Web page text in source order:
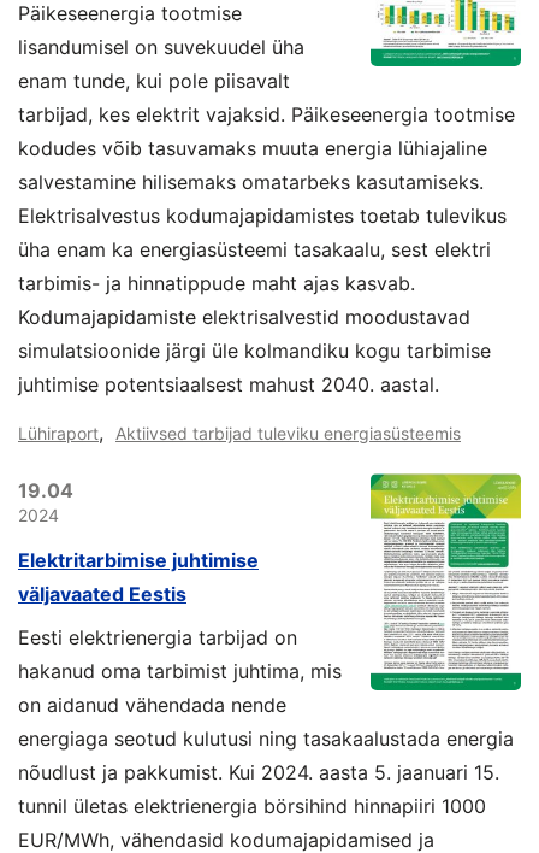
Päikeseenergia tootmise
lisandumisel on suvekuudel üha
enam tunde, kui pole piisavalt
tarbijad, kes elektrit vajaksid. Päikeseenergia tootmise
kodudes võib tasuvamaks muuta energia lühiajaline
salvestamine hilisemaks omatarbeks kasutamiseks.
Elektrisalvestus kodumajapidamistes toetab tulevikus
üha enam ka energiasüsteemi tasakaalu, sest elektri
tarbimis- ja hinnatippude maht ajas kasvab.
Kodumajapidamiste elektrisalvestid moodustavad
simulatsioonide järgi üle kolmandiku kogu tarbimise
juhtimise potentsiaalsest mahust 2040. aastal.
Lühiraport, Aktiivsed tarbijad tuleviku energiasüsteemis
19.04
2024
Elektritarbimise juhtimise
väljavaated Eestis
Eesti elektrienergia tarbijad on
hakanud oma tarbimist juhtima, mis
on aidanud vähendada nende
energiaga seotud kulutusi ning tasakaalustada energia
nõudlust ja pakkumist. Kui 2024. aasta 5. jaanuari 15.
tunnil ületas elektrienergia börsihind hinnapiiri 1000
EUR/MWh, vähendasid kodumajapidamised ja